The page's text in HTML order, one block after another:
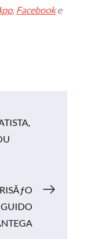
, Facebooke
GUIDO